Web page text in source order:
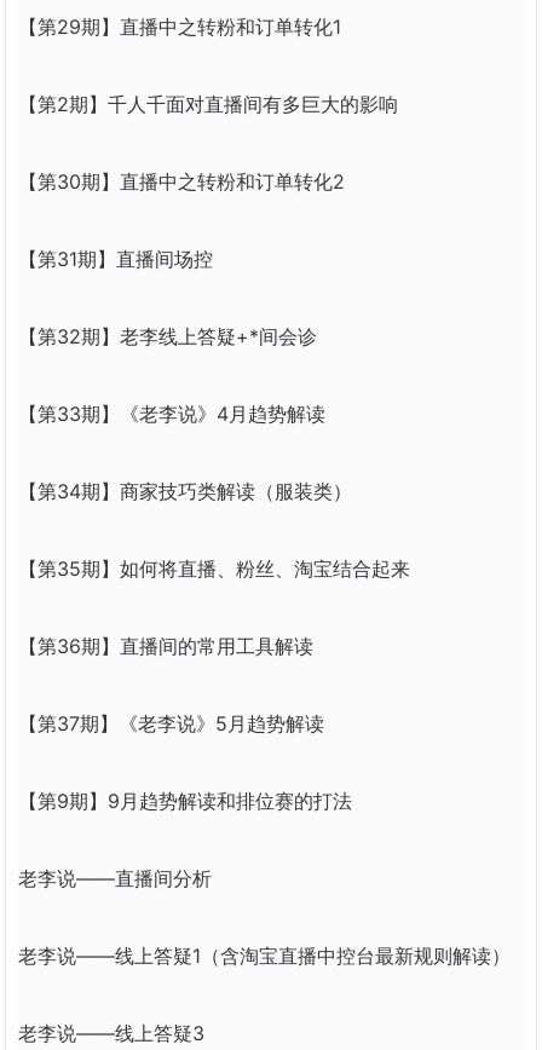
【第29期】直播中之转粉和订单转化1
【第2期】千人千面对直播间有多巨大的影响
【第30期】直播中之转粉和订单转化2
【第31期】直播间场控
【第32期】老李线上答疑+*间会诊
【第33期】《老李说》4月趋势解读
【第34期】商家技巧类解读（服装类）
【第35期】如何将直播、粉丝、淘宝结合起来
【第36期】直播间的常用工具解读
【第37期】《老李说》5月趋势解读
【第9期】9月趋势解读和排位赛的打法
老李说——直播间分析
老李说——线上答疑1（含淘宝直播中控台最新规则解读）
老李说——线上答疑3